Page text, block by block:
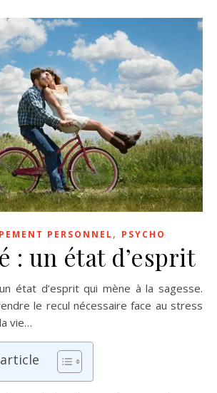
PERSONNEL, PSYCHO
: un état d’esprit
état d’esprit qui mène à la sagesse.
le recul nécessaire face au stress
vie…